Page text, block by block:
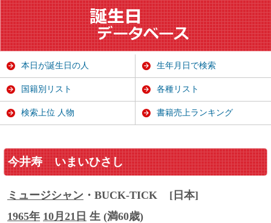
今井寿 いまいひさし
ミュージシャン ・BUCK-TICK
[日本]
1965年 10月21日 生 (満60歳)
本日が誕生日の人 生年月日で検索
国籍別リスト 各種リスト
検索上位 人物 書籍売上ランキング